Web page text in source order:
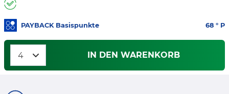
PAYBACK Basispunkte 68 ° P
IN DEN WARENKORB